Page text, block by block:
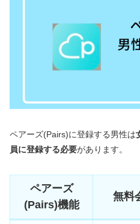
ペアーズ(Pairs)に登録する男性は
員に登録する必要があります。
ペアーズ
(Pairs)機能
無料